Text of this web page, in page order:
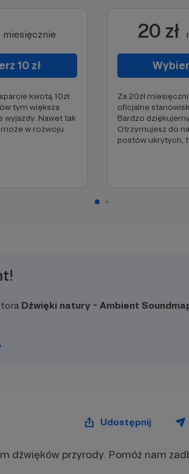
miesięcznie
10 zł
kwotą 10zł.
tym większa
wyjazdy. Nawet tak
w rozwoju
20 zł
Za 20zł
oficjalne
Bardzo
Otrzymujesz do
postów ukrytych,
Dźwięki natury - Ambient
Udostępnij
dźwięków przyrody. Pomóż nam